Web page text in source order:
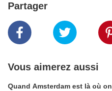
Partager
Vous aimerez aussi
Quand Amsterdam est là où on